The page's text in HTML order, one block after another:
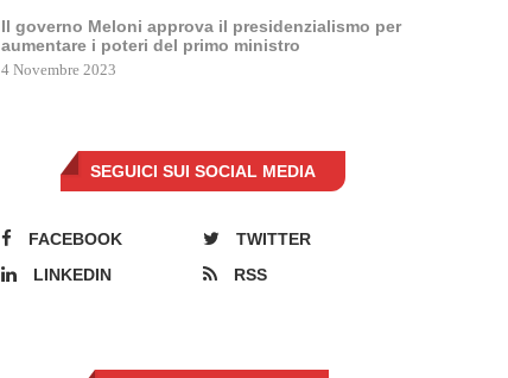
Il governo Meloni approva il presidenzialismo per
aumentare i poteri del primo ministro
4 Novembre 2023
SEGUICI SUI SOCIAL MEDIA
FACEBOOK
TWITTER
LINKEDIN
RSS